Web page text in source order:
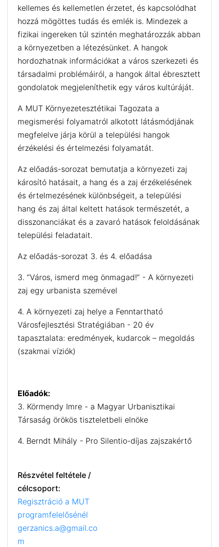
kellemes és kellemetlen érzetet, és kapcsolódhat
hozzá mögöttes tudás és emlék is. Mindezek a
fizikai ingereken túl szintén meghatározzák abban
a környezetben a létezésünket. A hangok
hordozhatnak információkat a város szerkezeti és
társadalmi problémáiról, a hangok által ébresztett
gondolatok megjeleníthetik egy város kultúráját.
A MUT Környezetesztétikai Tagozata a
megismerési folyamatról alkotott látásmódjának
megfelelve járja körül a települési hangok
érzékelési és értelmezési folyamatát.
Az előadás-sorozat bemutatja a környezeti zaj
károsító hatásait, a hang és a zaj érzékelésének
és értelmezésének különbségeit, a települési
hang és zaj által keltett hatások természetét, a
disszonanciákat és a zavaró hatások feloldásának
települési feladatait.
Az előadás-sorozat 3. és 4. előadása
3. “Város, ismerd meg önmagad!” - A környezeti
zaj egy urbanista szemével
4. A környezeti zaj helye a Fenntartható
Városfejlesztési Stratégiában - 20 év
tapasztalata: eredmények, kudarcok – megoldás
(szakmai víziók)
Előadók:
3. Körmendy Imre - a Magyar Urbanisztikai
Társaság örökös tiszteletbeli elnöke
4. Berndt Mihály - Pro Silentio-díjas zajszakértő
Részvétel feltétele /
célcsoport:
Regisztráció a MUT
programfelelősénél
gerzanics.a@gmail.co
m